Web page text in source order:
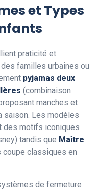
et Types
praticité et
familles urbaines ou
pyjamas deux
(combinaison
manches et
saison. Les modèles
des motifs iconiques
tandis que Maître
classiques en
de fermeture